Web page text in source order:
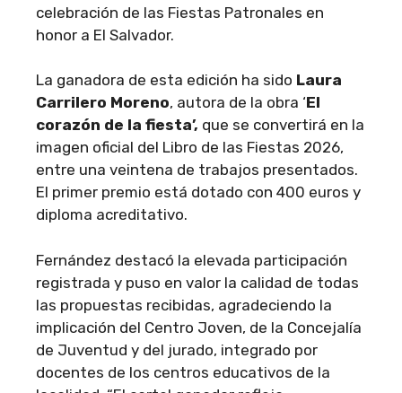
celebración de las Fiestas Patronales en
honor a El Salvador.
La ganadora de esta edición ha sido Laura
Carrilero Moreno, autora de la obra ‘El
corazón de la fiesta’, que se convertirá en la
imagen oficial del Libro de las Fiestas 2026,
entre una veintena de trabajos presentados.
El primer premio está dotado con 400 euros y
diploma acreditativo.
Fernández destacó la elevada participación
registrada y puso en valor la calidad de todas
las propuestas recibidas, agradeciendo la
implicación del Centro Joven, de la Concejalía
de Juventud y del jurado, integrado por
docentes de los centros educativos de la